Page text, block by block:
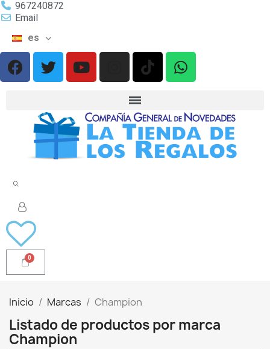
967240872
Email
es
Inicio Marcas Champion
Listado de productos por marca
Champion